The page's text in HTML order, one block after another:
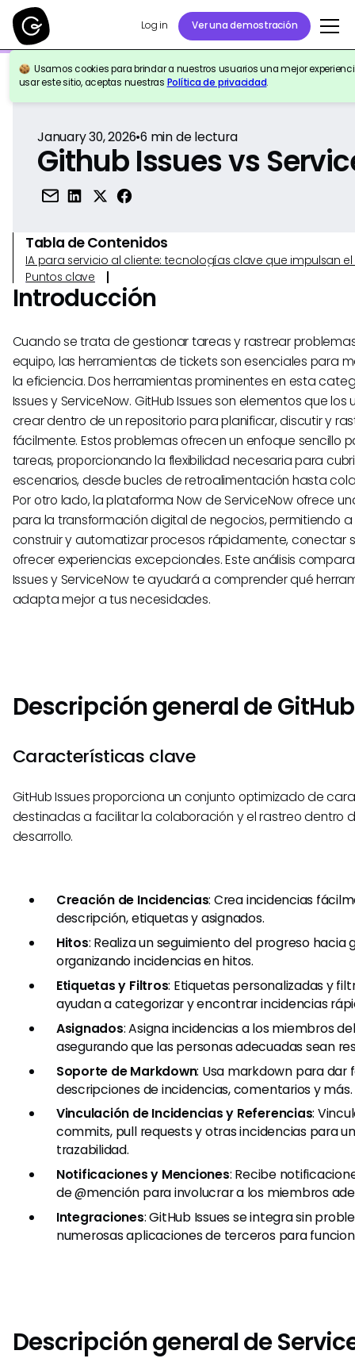
Log in Ver una demostración
Usamos cookies para brindar a nuestros usuarios una mejor
usar este sitio, aceptas nuestras Política de privacidad.
Volver a la Referencia
January 30, 2026•6 min de lectura
Github Issues vs
Tabla de Contenidos
IA para servicio al cliente: tecnologías clave que impulsan
Puntos clave
Introducción
Cuando se trata de gestionar tareas y rastrear
equipo, las herramientas de tickets son esenciales para
la eficiencia. Dos herramientas prominentes en esta
Issues y ServiceNow. GitHub Issues son elementos que los
crear dentro de un repositorio para planificar, discutir y
fácilmente. Estos problemas ofrecen un enfoque sencillo
tareas, proporcionando la flexibilidad necesaria para
escenarios, desde bucles de retroalimentación hasta
Por otro lado, la plataforma Now de ServiceNow ofrece
para la transformación digital de negocios, permitiendo a
construir y automatizar procesos rápidamente, conectar
ofrecer experiencias excepcionales. Este análisis
Issues y ServiceNow te ayudará a comprender qué
adapta mejor a tus necesidades.
Descripción general de
Características clave
GitHub Issues proporciona un conjunto optimizado de
destinadas a facilitar la colaboración y el rastreo dentro
desarrollo.
Creación de Incidencias: Crea incidencias
descripción, etiquetas y asignados.
Hitos: Realiza un seguimiento del progreso hacia
organizando incidencias en hitos.
Etiquetas y Filtros: Etiquetas personalizadas y
ayudan a categorizar y encontrar incidencias
Asignados: Asigna incidencias a los miembros
asegurando que las personas adecuadas sean
Soporte de Markdown: Usa markdown para dar
descripciones de incidencias, comentarios y más.
Vinculación de Incidencias y Referencias:
commits, pull requests y otras incidencias para
trazabilidad.
Notificaciones y Menciones: Recibe
de @mención para involucrar a los miembros
Integraciones: GitHub Issues se integra sin
numerosas aplicaciones de terceros para
Descripción general de